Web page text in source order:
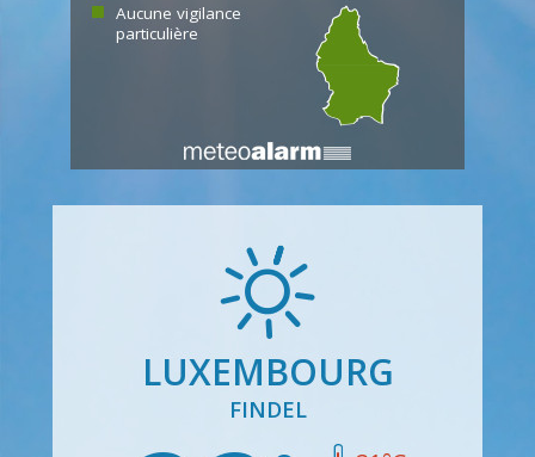
Aucune vigilance
particulière
LUXEMBOURG
FINDEL